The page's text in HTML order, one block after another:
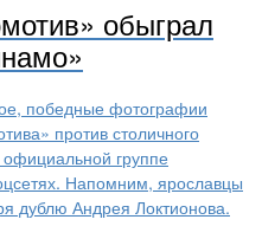
обыграл
победные фотографии
против столичного
группе
Напомним, ярославцы
дублю Андрея Локтионова.